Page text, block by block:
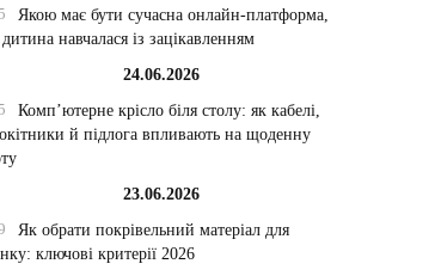
Якою має бути сучасна онлайн-платформа,
навчалася із зацікавленням
24.06.2026
Комп’ютерне крісло біля столу: як кабелі,
й підлога впливають на щоденну
23.06.2026
Як обрати покрівельний матеріал для
ключові критерії 2026